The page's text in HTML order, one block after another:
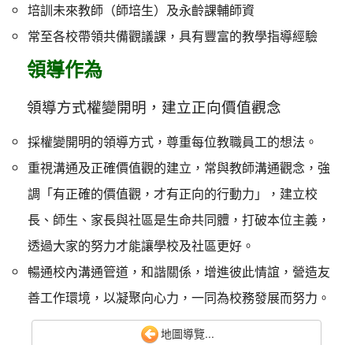
培訓未來教師（師培生）及永齡課輔師資
常至各校帶領共備觀議課，具有豐富的教學指導經驗
領導作為
領導方式權變開明，建立正向價值觀念
採權變開明的領導方式，尊重每位教職員工的想法。
重視溝通及正確價值觀的建立，常與教師溝通觀念，強
調「有正確的價值觀，才有正向的行動力」，建立校
長、師生、家長與社區是生命共同體，打破本位主義，
透過大家的努力才能讓學校及社區更好。
暢通校內溝通管道，和諧關係，增進彼此情誼，營造友
善工作環境，以凝聚向心力，一同為校務發展而努力。
地圖導覽...